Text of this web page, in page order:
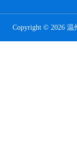
Copyright © 2026 温